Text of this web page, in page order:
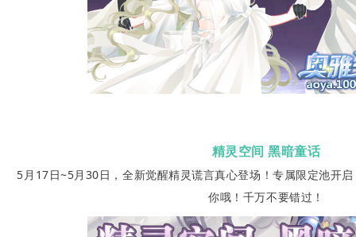
精灵空间 黑暗童话
5月17日~5月30日，全新觉醒精灵谎言真心登场！专属限定池开
你哦！千万不要错过！